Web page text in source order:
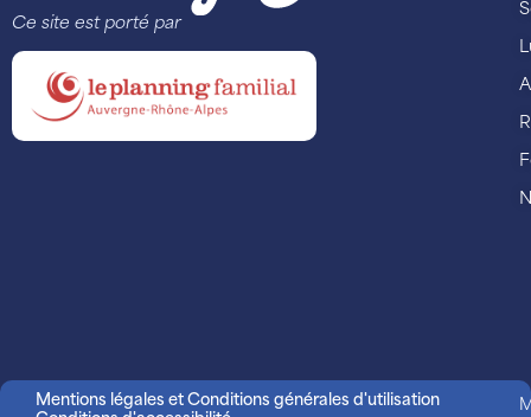
Ce site est porté par
Mentions légales et Conditions générales d'utilisation